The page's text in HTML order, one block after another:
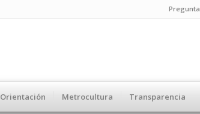
Orientación Metrocultura Transparencia